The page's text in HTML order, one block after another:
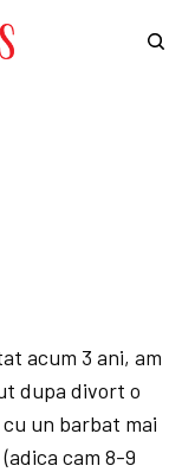
acum 3 ani, am
dupa divort o
un barbat mai
cam 8-9